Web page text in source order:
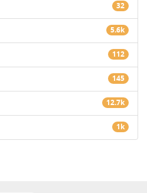
32
5.6k
112
145
12.7k
1k